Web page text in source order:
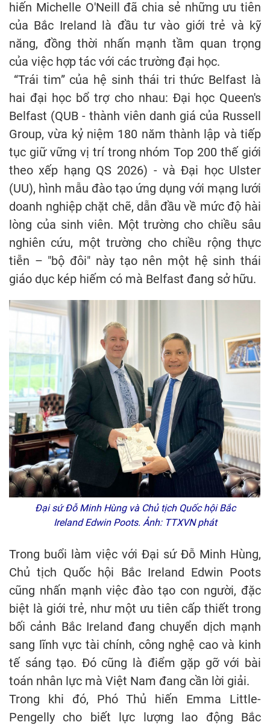
hiến Michelle O'Neill đã chia sẻ những ưu tiên
của Bắc Ireland là đầu tư vào giới trẻ và kỹ
năng, đồng thời nhấn mạnh tầm quan trọng
của việc hợp tác với các trường đại học.
“Trái tim” của hệ sinh thái tri thức Belfast là
hai đại học bổ trợ cho nhau: Đại học Queen's
Belfast (QUB - thành viên danh giá của Russell
Group, vừa kỷ niệm 180 năm thành lập và tiếp
tục giữ vững vị trí trong nhóm Top 200 thế giới
theo xếp hạng QS 2026) - và Đại học Ulster
(UU), hình mẫu đào tạo ứng dụng với mạng lưới
doanh nghiệp chặt chẽ, dẫn đầu về mức độ hài
lòng của sinh viên. Một trường cho chiều sâu
nghiên cứu, một trường cho chiều rộng thực
tiễn – "bộ đôi" này tạo nên một hệ sinh thái
giáo dục kép hiếm có mà Belfast đang sở hữu.
Đại sứ Đỗ Minh Hùng và Chủ tịch Quốc hội Bắc
Ireland Edwin Poots. Ảnh: TTXVN phát
Trong buổi làm việc với Đại sứ Đỗ Minh Hùng,
Chủ tịch Quốc hội Bắc Ireland Edwin Poots
cũng nhấn mạnh việc đào tạo con người, đặc
biệt là giới trẻ, như một ưu tiên cấp thiết trong
bối cảnh Bắc Ireland đang chuyển dịch mạnh
sang lĩnh vực tài chính, công nghệ cao và kinh
tế sáng tạo. Đó cũng là điểm gặp gỡ với bài
toán nhân lực mà Việt Nam đang cần lời giải.
Trong khi đó, Phó Thủ hiến Emma Little-
Pengelly cho biết lực lượng lao động Bắc